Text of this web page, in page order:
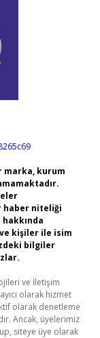
marka, kurum
haber niteliği
kişiler ile isim
bilgiler
ve İletişim
olarak hizmet
olarak denetleme
Ancak, üyelerimiz
siteye üye olarak